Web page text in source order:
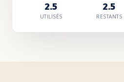
2.5
UTILISÉS
2.5
RESTANTS